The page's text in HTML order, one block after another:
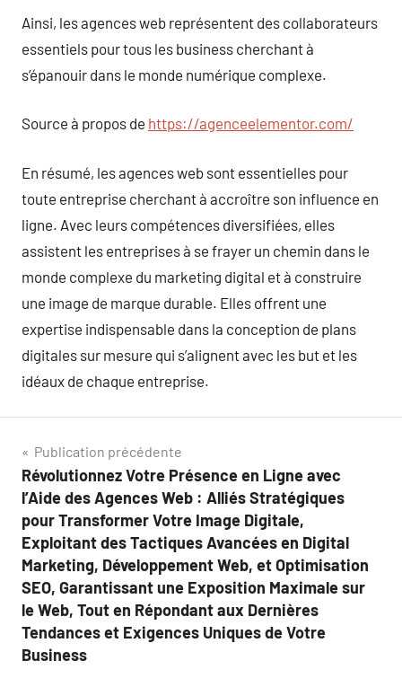
Ainsi, les agences web représentent des collaborateurs
essentiels pour tous les business cherchant à
s’épanouir dans le monde numérique complexe.
Source à propos de https://agenceelementor.com/
En résumé, les agences web sont essentielles pour
toute entreprise cherchant à accroître son influence en
ligne. Avec leurs compétences diversifiées, elles
assistent les entreprises à se frayer un chemin dans le
monde complexe du marketing digital et à construire
une image de marque durable. Elles offrent une
expertise indispensable dans la conception de plans
digitales sur mesure qui s’alignent avec les but et les
idéaux de chaque entreprise.
Navigation
de
l’article
Publication précédente
Révolutionnez Votre Présence en Ligne avec
l’Aide des Agences Web : Alliés Stratégiques
pour Transformer Votre Image Digitale,
Exploitant des Tactiques Avancées en Digital
Marketing, Développement Web, et Optimisation
SEO, Garantissant une Exposition Maximale sur
le Web, Tout en Répondant aux Dernières
Tendances et Exigences Uniques de Votre
Business